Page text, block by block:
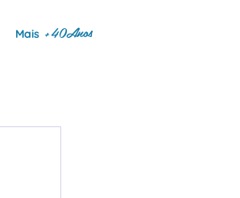
Mais +40Anos